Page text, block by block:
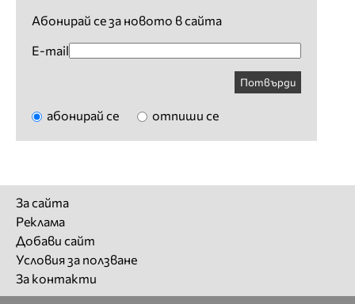
Абонирай се за новото в сайта
E-mail
Потвърди
абонирай се отпиши се
За сайта
Реклама
Добави сайт
Условия за ползване
За контакти